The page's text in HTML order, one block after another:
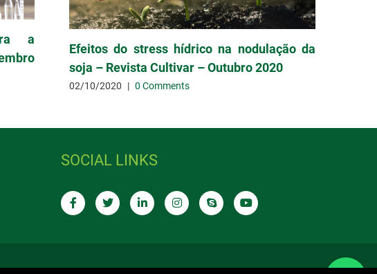
a
Efeitos do stress hídrico na nodulação da
soja – Revista Cultivar – Outubro 2020
02/10/2020 | 0 Comments
SOCIAL LINKS